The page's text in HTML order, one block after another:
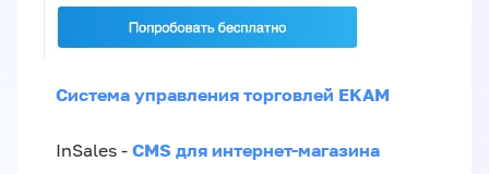
Система управления торговлей EKAM
InSales - CMS для интернет-магазина